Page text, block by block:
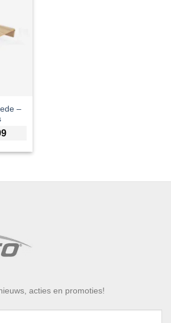
–
acties en promoties!